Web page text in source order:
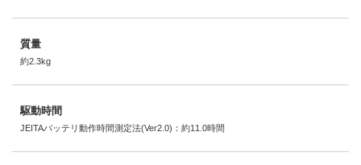
質量
約2.3kg
駆動時間
JEITAバッテリ動作時間測定法(Ver2.0)：約11.0時間